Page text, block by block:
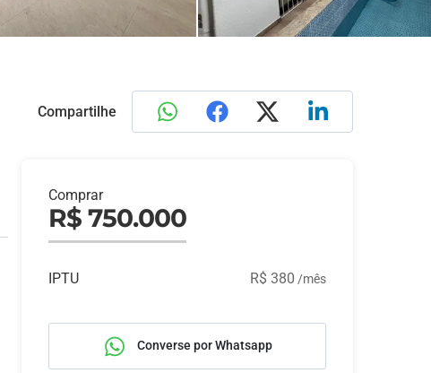
Compartilhe
Comprar
R$ 750.000
IPTU R$ 380 /mês
Converse por Whatsapp